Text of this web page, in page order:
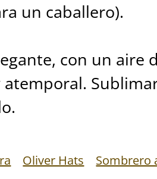
un caballero).
con un aire
atemporal.
Oliver Hats Sombrero